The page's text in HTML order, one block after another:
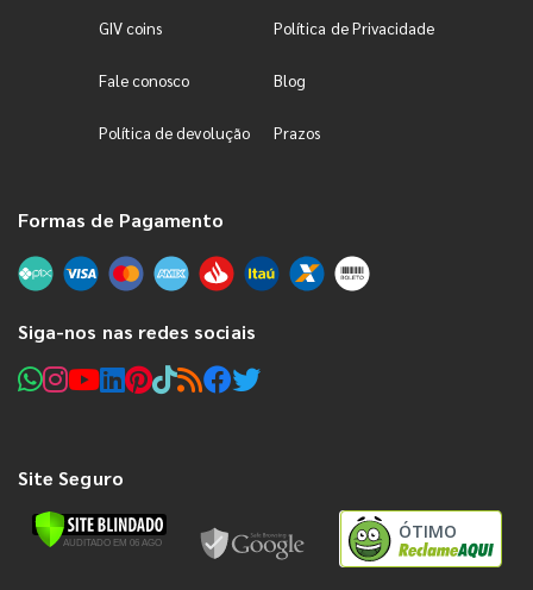
GIV coins Política de Privacidade
Fale conosco Blog
Política de devolução Prazos
Formas de Pagamento
Siga-nos nas redes sociais
Site Seguro
ÓTIMO